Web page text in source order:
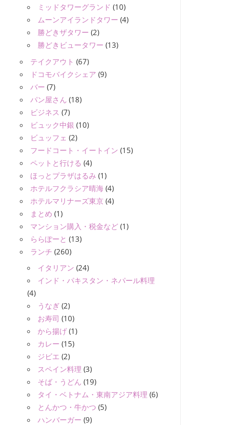
ミッドタワーグランド (10)
ムーンアイランドタワー (4)
勝どきザタワー (2)
勝どきビュータワー (13)
テイクアウト (67)
ドコモバイクシェア (9)
バー (7)
パン屋さん (18)
ビジネス (7)
ビュック中銀 (10)
ビュッフェ (2)
フードコート・イートイン (15)
ペットと行ける (4)
ほっとプラザはるみ (1)
ホテルフクラシア晴海 (4)
ホテルマリナーズ東京 (4)
まとめ (1)
マンション購入・税金など (1)
ららぽーと (13)
ランチ (260)
イタリアン (24)
インド・パキスタン・ネパール料理
(4)
うなぎ (2)
お寿司 (10)
から揚げ (1)
カレー (15)
ジビエ (2)
スペイン料理 (3)
そば・うどん (19)
タイ・ベトナム・東南アジア料理 (6)
とんかつ・牛かつ (5)
ハンバーガー (9)